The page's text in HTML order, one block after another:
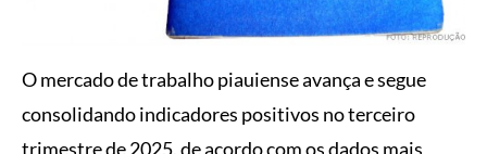
O mercado de trabalho piauiense avança e segue
consolidando indicadores positivos no terceiro
trimestre de 2025, de acordo com os dados mais